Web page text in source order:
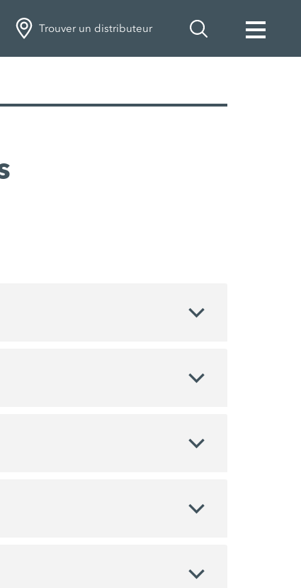
Trouver un distributeur